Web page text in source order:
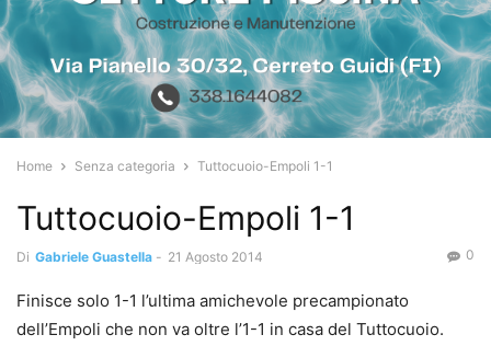
Home Senza categoria Tuttocuoio-Empoli 1-1
Tuttocuoio-Empoli 1-1
Di Gabriele Guastella - 21 Agosto 2014 0
Finisce solo 1-1 l’ultima amichevole precampionato
dell’Empoli che non va oltre l’1-1 in casa del Tuttocuoio.